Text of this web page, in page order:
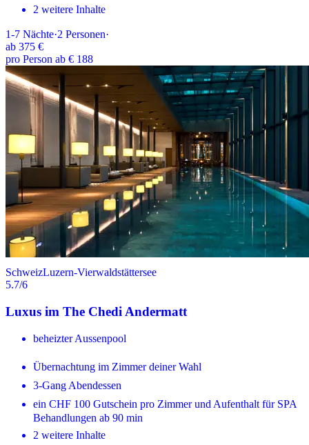
2 weitere Inhalte
1-7 Nächte·2 Personen·
ab 375 €
pro Person ab € 188
SchweizLuzern-Vierwaldstättersee
5.7/6
Luxus im The Chedi Andermatt
beheizter Aussenpool
Übernachtung im Zimmer deiner Wahl
3-Gang Abendessen
ein CHF 100 Gutschein pro Zimmer und Aufenthalt für SPA
Behandlungen ab 90 min
2 weitere Inhalte